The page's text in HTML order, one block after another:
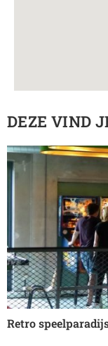
DEZE VIND
Retro